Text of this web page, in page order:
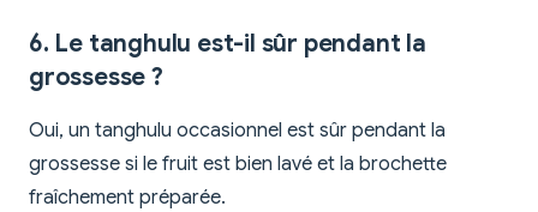
6. Le tanghulu est-il sûr pendant la
grossesse ?
Oui, un tanghulu occasionnel est sûr pendant la
grossesse si le fruit est bien lavé et la brochette
fraîchement préparée.